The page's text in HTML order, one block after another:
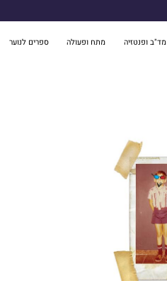
מד"ב ופנטזיה מתח ופעולה ספרים לנוער